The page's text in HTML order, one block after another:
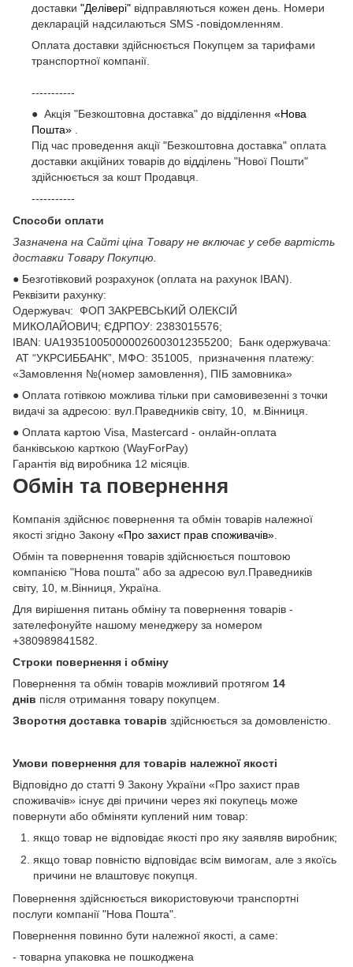
доставки "Делівері" відправляються кожен день. Номери
декларацій надсилаються SMS -повідомленням.
Оплата доставки здійснюється Покупцем за тарифами
транспортної компанії.
-----------
● Акція "Безкоштовна доставка" до відділення «Нова
Пошта»
Під час проведення акції "Безкоштовна доставка" оплата
доставки акційних товарів до відділень "Нової Пошти"
здійснюється за кошт Продавця.
-----------
Способи оплати
Зазначена на Сайті ціна Товару не включає у себе вартість
доставки Товару Покупцю.
● Безготівковий розрахунок (оплата на рахунок IBAN).
Реквізити рахунку:
Одержувач: ФОП ЗАКРЕВСЬКИЙ ОЛЕКСІЙ
МИКОЛАЙОВИЧ; ЄДРПОУ: 2383015576;
ІВАN: UA193510050000026003012355200; Банк одержувача:
АТ “УКРСИББАНК”, МФО: 351005, призначення платежу:
«Замовлення №(номер замовлення), ПІБ замовника»
● Оплата готівкою можлива тільки при самовивезенні з точки
видачі за адресою: вул.Праведників світу, 10, м.Вінниця.
● Оплата картою Visa, Mastercard - онлайн-оплата
банківською карткою (WayForPay)
Гарантія від виробника 12 місяців.
Обмін та повернення
Компанія здійснює повернення та обмін товарів належної
якості згідно Закону «Про захист прав споживачів»
Обмін та повернення товарів здійснюється поштовою
компанією "Нова пошта" або за адресою вул.Праведників
світу, 10, м.Вінниця, Україна.
Для вирішення питань обміну та повернення товарів -
зателефонуйте нашому менеджеру за номером
+380989841582.
Строки повернення і обміну
Повернення та обмін товарів можливий протягом 14
днів після отримання товару покупцем.
Зворотня доставка товарів здійснюється за домовленістю.
Умови повернення для товарів належної якості
Відповідно до статті 9 Закону України «Про захист прав
споживачів» існує дві причини через які покупець може
повернути або обміняти куплений ним товар:
якщо товар не відповідає якості про яку заявляв виробник;
якщо товар повністю відповідає всім вимогам, але з якоїсь
причини не влаштовує покупця.
Повернення здійснюється використовуючи транспортні
послуги компанії "Нова Пошта".
Повернення повинно бути належної якості, а саме:
- товарна упаковка не пошкоджена